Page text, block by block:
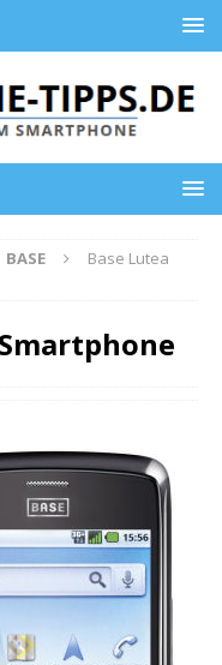
BASE
Base Lutea